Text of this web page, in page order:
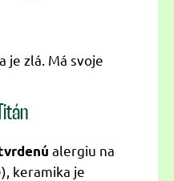
je zlá. Má svoje
alergiu na
keramika je